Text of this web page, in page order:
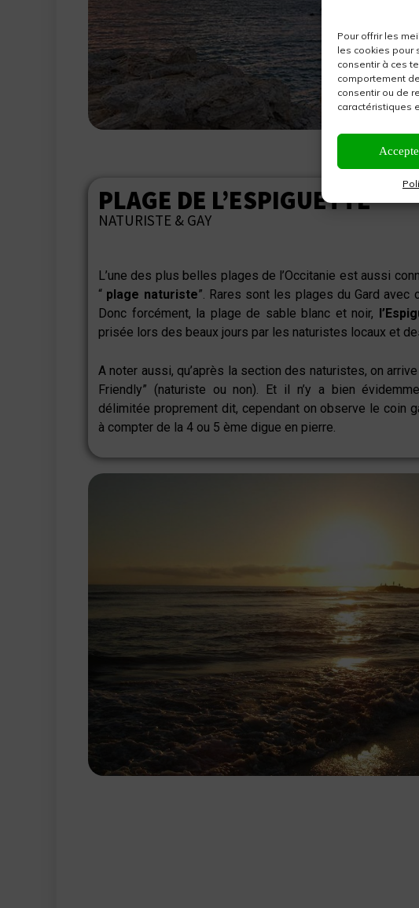
Pour offrir les
les cookies pour
consentir à ces
comportement
consentir ou de
caractéristiques
PLAGE DE L’ESPIGUETTE
NATURISTE & GAY
L’une des plus belles plages de l’Occitanie est aussi
“ plage naturiste”. Rares sont les plages du Gard avec
Donc forcément, la plage de sable blanc et noir,
prisée lors des beaux jours par les naturistes locaux et
A noter aussi, qu’après la section des naturistes, on arrive
Friendly” (naturiste ou non). Et il n’y a bien
délimitée proprement dit, cependant on observe le coin
à compter de la 4 ou 5 ème digue en pierre.